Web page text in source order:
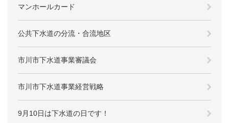
マンホールカード
公共下水道の分流・合流地区
市川市下水道事業審議会
市川市下水道事業経営戦略
9月10日は下水道の日です！